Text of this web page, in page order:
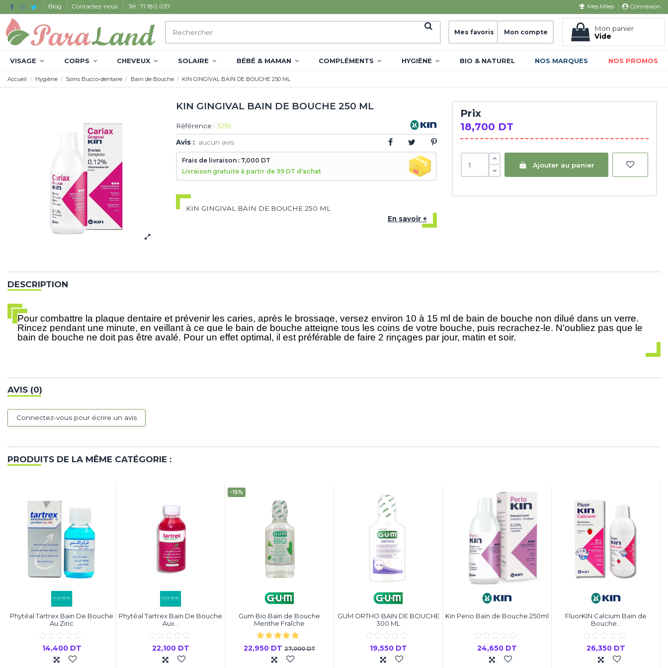
Blog Contactez-nous Tél : 71 180 037 Mes Miles Connexion
Mes favoris Mon compte
Mon panier
Vide
VISAGE CORPS CHEVEUX SOLAIRE BÉBÉ & MAMAN COMPLÉMENTS HYGIÈNE BIO & NATUREL NOS MARQUES NOS PROMOS
Accueil Hygiène Soins Bucco-dentaire Bain de Bouche KIN GINGIVAL BAIN DE BOUCHE 250 ML
KIN GINGIVAL BAIN DE BOUCHE 250 ML
Référence : 3259
Avis : aucun avis
Frais de livraison : 7,000 DT
Livraison gratuite à partir de 99 DT d'achat
KIN GINGIVAL BAIN DE BOUCHE 250 ML
En savoir +
Prix
18,700 DT
Ajouter au panier
DESCRIPTION
Pour combattre la plaque dentaire et prévenir les caries, après le brossage, versez environ 10 à 15 ml de bain de bouche non dilué dans un verre.
Rincez pendant une minute, en veillant à ce que le bain de bouche atteigne tous les coins de votre bouche, puis recrachez-le. N'oubliez pas que le
bain de bouche ne doit pas être avalé. Pour un effet optimal, il est préférable de faire 2 rinçages par jour, matin et soir.
AVIS (0)
Connectez-vous pour écrire un avis
PRODUITS DE LA MÊME CATÉGORIE :
Phytéal Tartrex Bain De Bouche
Au Zinc
14,400 DT
Phytéal Tartrex Bain De Bouche
Aux...
22,100 DT
-15%
Gum Bio Bain de Bouche
Menthe Fraîche
22,950 DT27,000 DT
GUM ORTHO BAIN DE BOUCHE
300 ML
19,550 DT
Kin Perio Bain de Bouche 250ml
24,650 DT
FluorKIN Calcium Bain de
Bouche...
26,350 DT